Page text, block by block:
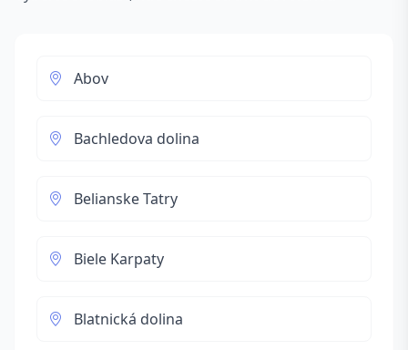
Abov
Bachledova dolina
Belianske Tatry
Biele Karpaty
Blatnická dolina